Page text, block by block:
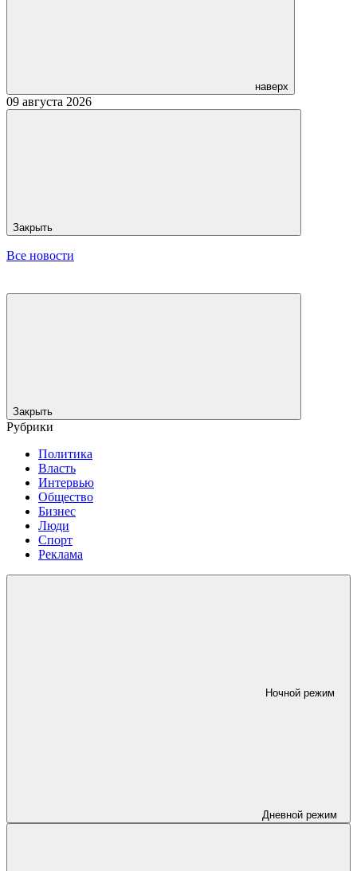
наверх
09 августа 2026
Закрыть
Все новости
Закрыть
Рубрики
Политика
Власть
Интервью
Общество
Бизнес
Люди
Спорт
Реклама
Ночной режим
Дневной режим